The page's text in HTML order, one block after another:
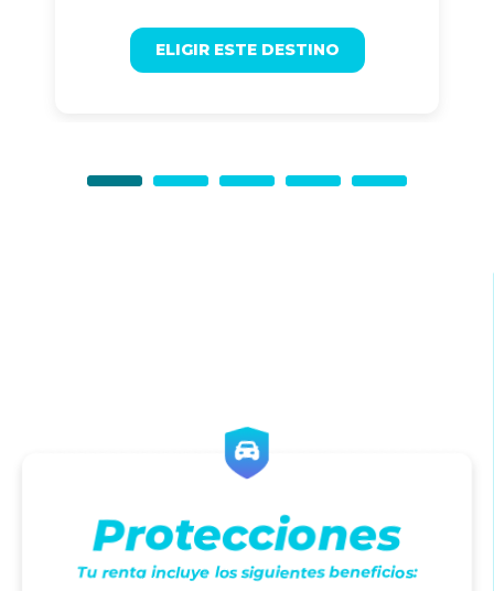
ELIGIR ESTE DESTINO
Protecciones
Tu renta incluye los siguientes beneficios: